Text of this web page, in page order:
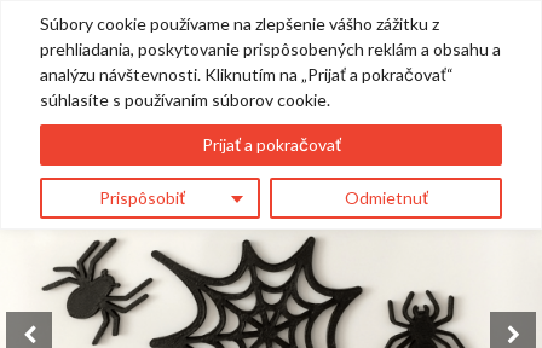
Súbory cookie používame na zlepšenie vášho zážitku z
prehliadania, poskytovanie prispôsobených reklám a obsahu a
analýzu návštevnosti. Kliknutím na „Prijať a pokračovať“
súhlasíte s používaním súborov cookie.
Prispôsobiť Odmietnuť
Prijať a pokračovať
0